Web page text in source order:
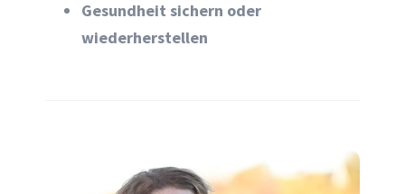
Gesundheit sichern oder
wiederherstellen